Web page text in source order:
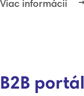
Viac informácií
B2B portál